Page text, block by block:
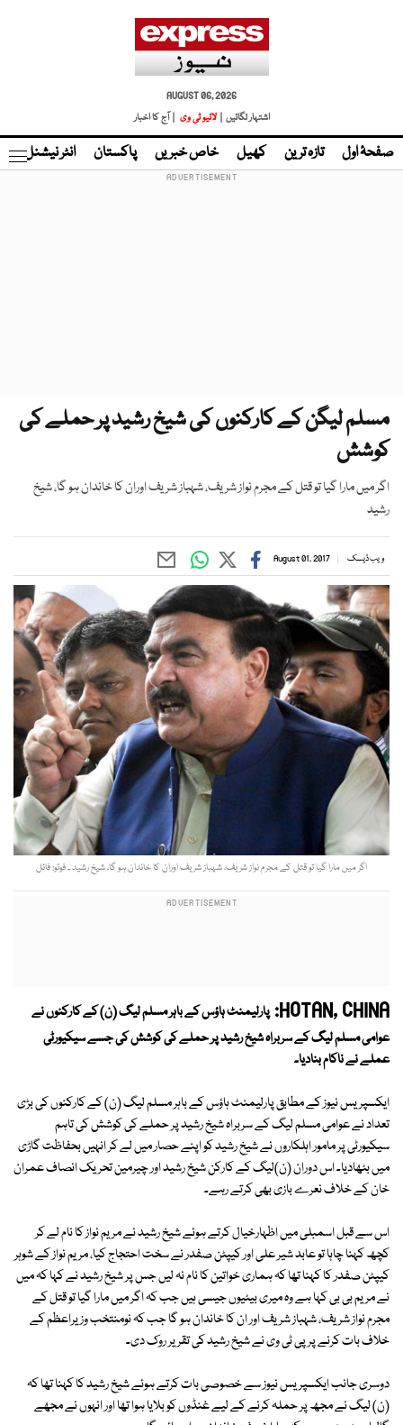
AUGUST 06, 2026
اشتہار لگائیں |
لائیو ٹی وی | آج کا اخبار
صفحۂ اول تازہ ترین کھیل خاص خبریں پاکستان انٹر نیشنل
مسلم لیگن کے کارکنوں کی شیخ رشید پر حملے کی
کوشش
اگر میں مارا گیا تو قتل کے مجرم نواز شریف، شہباز شریف اوران کا خاندان ہو گا، شیخ
رشید
ویب ڈیسک August 01, 2017
اگر میں مارا گیا تو قتل کے مجرم نواز شریف، شہباز شریف اوران کا خاندان ہو گا، شیخ رشید ۔ فوٹو: فائل
HOTAN, CHINA: پارلیمنٹ ہاؤس کے باہر مسلم لیگ (ن) کے کارکنوں نے
عوامی مسلم لیگ کے سربراہ شیخ رشید پر حملے کی کوشش کی جسے سیکیورٹی
عملے نے ناکام بنادیا۔
ایکسپریس نیوز کے مطابق پارلیمنٹ ہاؤس کے باہر مسلم لیگ (ن) کے کارکنوں کی بڑی
تعداد نے عوامی مسلم لیگ کے سربراہ شیخ رشید پر حملے کی کوشش کی تاہم
سیکیورٹی پر مامور اہلکاروں نے شیخ رشید کو اپنے حصار میں لے کر انہیں بحفاظت گاڑی
میں بٹھادیا۔ اس دوران (ن)لیگ کے کارکن شیخ رشید اور چیرمین تحریک انصاف عمران
خان کے خلاف نعرے بازی بھی کرتے رہے۔
اس سے قبل اسمبلی میں اظہارخیال کرتے ہوئے شیخ رشید نے مریم نواز کا نام لے کر
کچھ کہنا چاہا تو عابد شیر علی اور کیپٹن صفدر نے سخت احتجاج کیا، مریم نواز کے شوہر
کیپٹن صفدر کا کہنا تھا کہ ہماری خواتین کا نام نہ لیں جس پر شیخ رشید نے کہا کہ میں
نے مریم بی بی کہا ہے وہ میری بیٹیوں جیسی ہیں جب کہ اگر میں مارا گیا تو قتل کے
مجرم نواز شریف، شہباز شریف اور ان کا خاندان ہو گا جب کہ نومنتخب وزیراعظم کے
خلاف بات کرنے پر پی ٹی وی نے شیخ رشید کی تقریر روک دی۔
دوسری جانب ایکسپریس نیوز سے خصوصی بات کرتے ہوئے شیخ رشید کا کہنا تھا کہ
(ن) لیگ نے مجھ پر حملہ کرنے کے لیے غنڈوں کو بلایا ہوا تھا اور انہوں نے مجھے